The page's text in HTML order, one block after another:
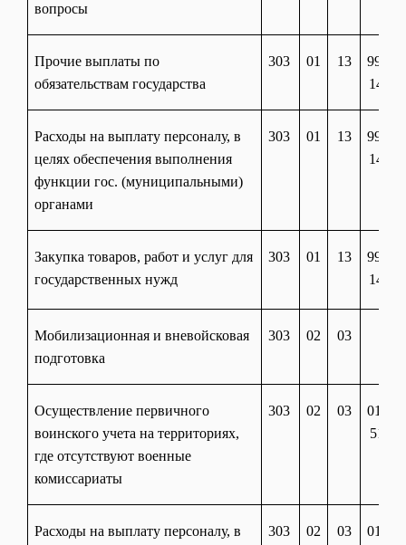
вопросы
Прочие выплаты по
обязательствам государства
303 01 13
99 900
14710
Расходы на выплату персоналу, в
целях обеспечения выполнения
функции гос. (муниципальными)
органами
303 01 13
99 900
14710
Закупка товаров, работ и услуг для
государственных нужд
303 01 13
99 900
14710
Мобилизационная и вневойсковая
подготовка
303 02 03
Осуществление первичного
воинского учета на территориях,
где отсутствуют военные
комиссариаты
303 02 03
01 400
51180
Расходы на выплату персоналу, в
303 02 03
01 400